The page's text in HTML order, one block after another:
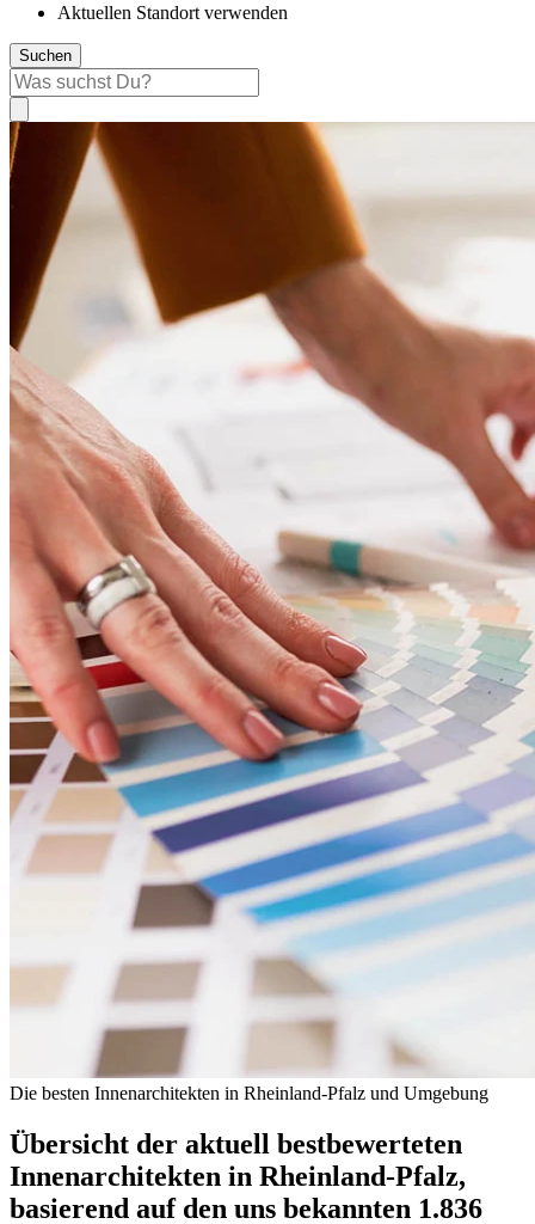
Aktuellen Standort verwenden
Suchen
Die besten Innenarchitekten in Rheinland-Pfalz und Umgebung
Übersicht der aktuell bestbewerteten
Innenarchitekten in Rheinland-Pfalz,
basierend auf den uns bekannten 1.836